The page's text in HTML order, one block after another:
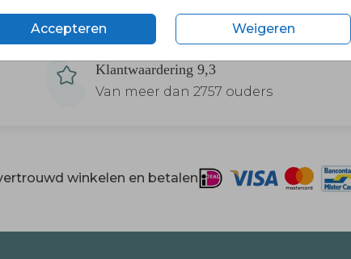
Accepteren Weigeren
Klantwaardering 9,3
Van meer dan 2757 ouders
winkelen en betalen